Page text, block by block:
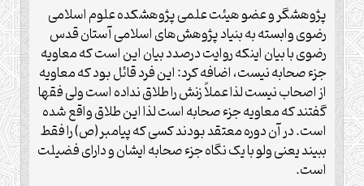
پژوهشگر و عضو هیئت علمی پژوهشکده علوم اسلامی
رضوی وابسته به بنیاد پژوهش‌های اسلامی آستان قدس
رضوی با بیان اینکه روایت درصدد بیان این است که معاویه
جزء صحابه نیست، اضافه کرد: این فرد قائل بود که معاویه
از اصحاب نیست لذا عملاً زنش را طلاق نداده است ولی فقها
گفتند که معاویه جزء صحابه است لذا این طلاق واقع شده
است. در آن دوره معتقد بودند کسی که پیامبر(ص) را فقط
ببیند یعنی ولو با یک نگاه جزء صحابه ایشان و دارای فضیلت
است.